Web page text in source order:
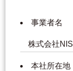
事業者名
株式会社NIS
本社所在地